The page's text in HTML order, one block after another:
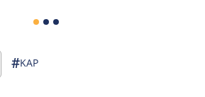
#KAP